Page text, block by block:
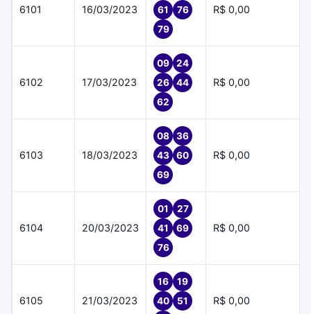
6101 16/03/2023
61
76
79
R$ 0,00
6102 17/03/2023
09
24
26
44
62
R$ 0,00
6103 18/03/2023
08
36
43
60
69
R$ 0,00
6104 20/03/2023
01
27
41
69
76
R$ 0,00
6105 21/03/2023
16
19
40
51
R$ 0,00